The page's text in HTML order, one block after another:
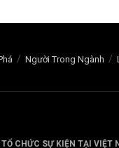
Người Trong Ngành
CHỨC SỰ KIỆN TẠI VIỆT